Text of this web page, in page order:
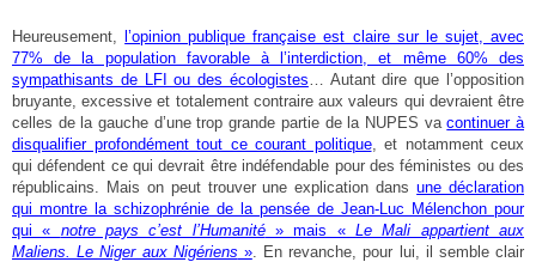
Heureusement,l’opinion publique française est claire sur le sujet, avec
77% de la population favorable à l’interdiction, et même 60% des
sympathisants de LFI ou des écologistes … Autant dire que l’opposition
bruyante, excessive et totalement contraire aux valeurs qui devraient être
celles de la gauche d’une trop grande partie de la NUPES vacontinuer à
disqualifier profondément tout ce courant politique, et notamment ceux
qui défendent ce qui devrait être indéfendable pour des féministes ou des
républicains. Mais on peut trouver une explication dansune déclaration
qui montre la schizophrénie de la pensée de Jean-Luc Mélenchon pour
qui « notre pays c’est l’Humanité» mais «Le Mali appartient aux
Maliens. Le Niger aux Nigériens ». En revanche, pour lui, il semble clair